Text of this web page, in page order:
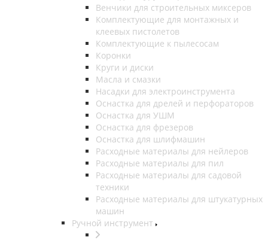
Венчики для строительных миксеров
Комплектующие для монтажных и
клеевых пистолетов
Комплектующие к пылесосам
Коронки
Круги и диски
Масла и смазки
Насадки для электроинструмента
Оснастка для дрелей и перфораторов
Оснастка для УШМ
Оснастка для фрезеров
Оснастка для шлифмашин
Расходные материалы для нейлеров
Расходные материалы для пил
Расходные материалы для садовой
техники
Расходные материалы для штукатурных
машин
Ручной инструмент